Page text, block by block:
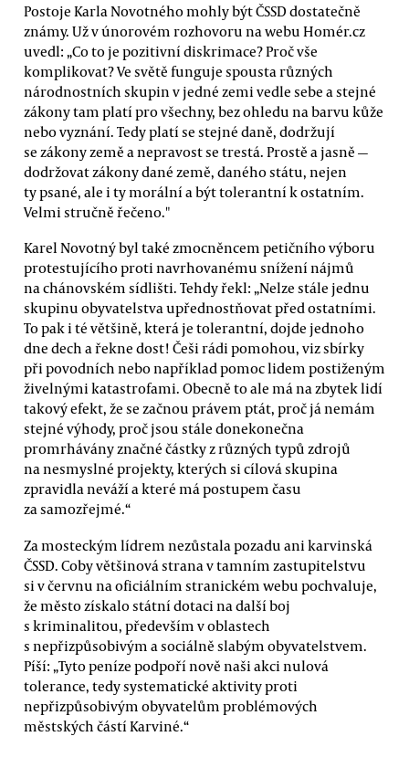
Postoje Karla Novotného mohly být ČSSD dostatečně
známy. Už v únorovém rozhovoru na webu Homér.cz
uvedl: „Co to je pozitivní diskrimace? Proč vše
komplikovat? Ve světě funguje spousta různých
národnostních skupin v jedné zemi vedle sebe a stejné
zákony tam platí pro všechny, bez ohledu na barvu kůže
nebo vyznání. Tedy platí se stejné daně, dodržují
se zákony země a nepravost se trestá. Prostě a jasně —
dodržovat zákony dané země, daného státu, nejen
ty psané, ale i ty morální a být tolerantní k ostatním.
Velmi stručně řečeno."
Karel Novotný byl také zmocněncem petičního výboru
protestujícího proti navrhovanému snížení nájmů
na chánovském sídlišti. Tehdy řekl: „Nelze stále jednu
skupinu obyvatelstva upřednostňovat před ostatními.
To pak i té většině, která je tolerantní, dojde jednoho
dne dech a řekne dost! Češi rádi pomohou, viz sbírky
při povodních nebo například pomoc lidem postiženým
živelnými katastrofami. Obecně to ale má na zbytek lidí
takový efekt, že se začnou právem ptát, proč já nemám
stejné výhody, proč jsou stále donekonečna
promrhávány značné částky z různých typů zdrojů
na nesmyslné projekty, kterých si cílová skupina
zpravidla neváží a které má postupem času
za samozřejmé.“
Za mosteckým lídrem nezůstala pozadu ani karvinská
ČSSD. Coby většinová strana v tamním zastupitelstvu
si v červnu na oficiálním stranickém webu pochvaluje,
že město získalo státní dotaci na další boj
s kriminalitou, především v oblastech
s nepřizpůsobivým a sociálně slabým obyvatelstvem.
Píší: „Tyto peníze podpoří nově naši akci nulová
tolerance, tedy systematické aktivity proti
nepřizpůsobivým obyvatelům problémových
městských částí Karviné.“